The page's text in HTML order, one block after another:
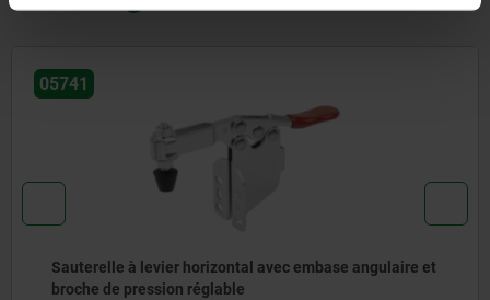
05741
Sauterelle à levier horizontal avec embase angulaire et
broche de pression réglable